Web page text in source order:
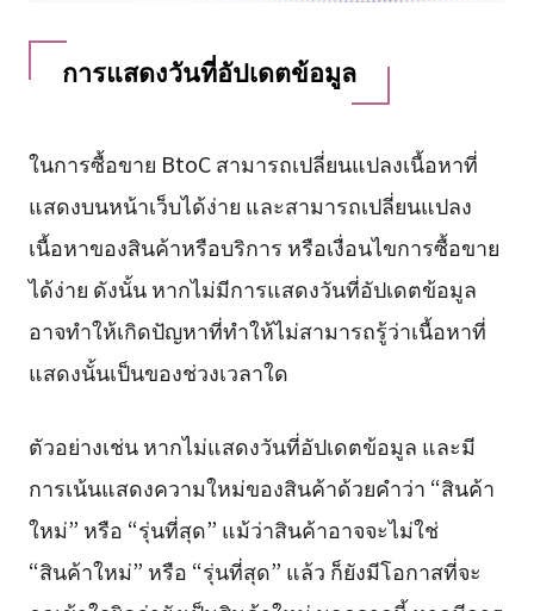
การแสดงวันที่อัปเดตข้อมูล
ในการซื้อขาย BtoC สามารถเปลี่ยนแปลงเนื้อหาที่
แสดงบนหน้าเว็บได้ง่าย และสามารถเปลี่ยนแปลง
เนื้อหาของสินค้าหรือบริการ หรือเงื่อนไขการซื้อขาย
ได้ง่าย ดังนั้น หากไม่มีการแสดงวันที่อัปเดตข้อมูล
อาจทำให้เกิดปัญหาที่ทำให้ไม่สามารถรู้ว่าเนื้อหาที่
แสดงนั้นเป็นของช่วงเวลาใด
ตัวอย่างเช่น หากไม่แสดงวันที่อัปเดตข้อมูล และมี
การเน้นแสดงความใหม่ของสินค้าด้วยคำว่า “สินค้า
ใหม่” หรือ “รุ่นที่สุด” แม้ว่าสินค้าอาจจะไม่ใช่
“สินค้าใหม่” หรือ “รุ่นที่สุด” แล้ว ก็ยังมีโอกาสที่จะ